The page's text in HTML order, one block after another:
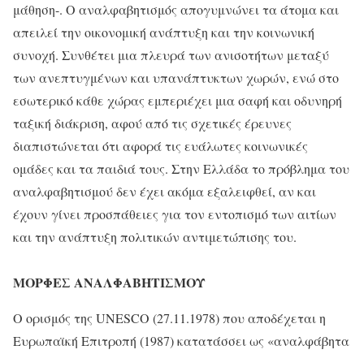
μάθηση-. Ο αναλφαβητισμός απογυμνώνει τα άτομα και
απειλεί την οικονομική ανάπτυξη και την κοινωνική
συνοχή. Συνθέτει μια πλευρά των ανισοτήτων μεταξύ
των ανεπτυγμένων και υπανάπτυκτων χωρών, ενώ στο
εσωτερικό κάθε χώρας εμπεριέχει μια σαφή και οδυνηρή
ταξική διάκριση, αφού από τις σχετικές έρευνες
διαπιστώνεται ότι αφορά τις ευάλωτες κοινωνικές
ομάδες και τα παιδιά τους. Στην Ελλάδα το πρόβλημα του
αναλφαβητισμού δεν έχει ακόμα εξαλειφθεί, αν και
έχουν γίνει προσπάθειες για τον εντοπισμό των αιτίων
και την ανάπτυξη πολιτικών αντιμετώπισης του.
ΜΟΡΦΕΣ ΑΝΑΛΦΑΒΗΤΙΣΜΟΥ
Ο ορισμός της UNESCO (27.11.1978) που αποδέχεται η
Ευρωπαϊκή Επιτροπή (1987) κατατάσσει ως «αναλφάβητα